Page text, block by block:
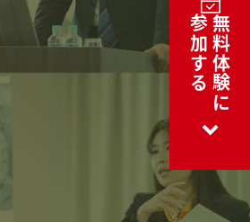
無料体験に
参加する
expand_more